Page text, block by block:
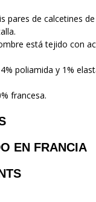
pares de calcetines
está tejido con
poliamida y 1%
francesa.
EN FRANCIA